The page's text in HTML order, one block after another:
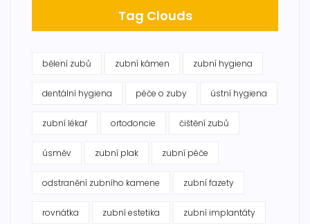
Tag Clouds
bělení zubů zubní kámen zubní hygiena
dentální hygiena péče o zuby ústní hygiena
zubní lékař ortodoncie čištění zubů
úsměv zubní plak zubní péče
odstranění zubního kamene zubní fazety
rovnátka zubní estetika zubní implantáty